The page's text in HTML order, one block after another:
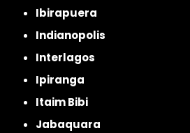
Ibirapuera
Indianopolis
Interlagos
Ipiranga
Itaim Bibi
Jabaquara